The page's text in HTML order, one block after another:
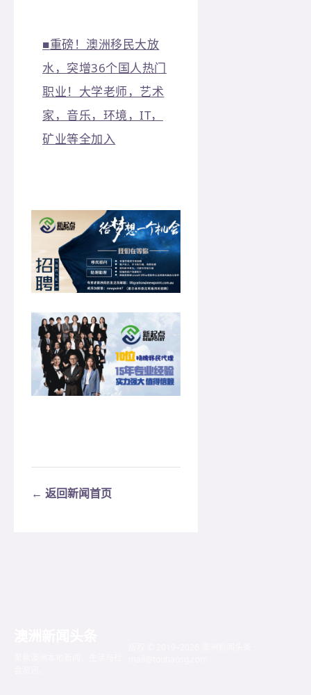
■重磅！澳洲移民大放
水，突增36个国人热门
职业！大学老师，艺术
家，音乐，环境，IT，
矿业等全加入
← 返回新闻首页